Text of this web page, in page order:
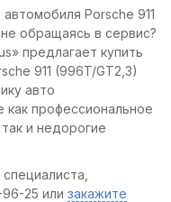
Porsche 911
обращаясь в сервис?
предлагает купить
911 (996T/GT2,3)
авто
как профессиональное
и недорогие
25 или закажите